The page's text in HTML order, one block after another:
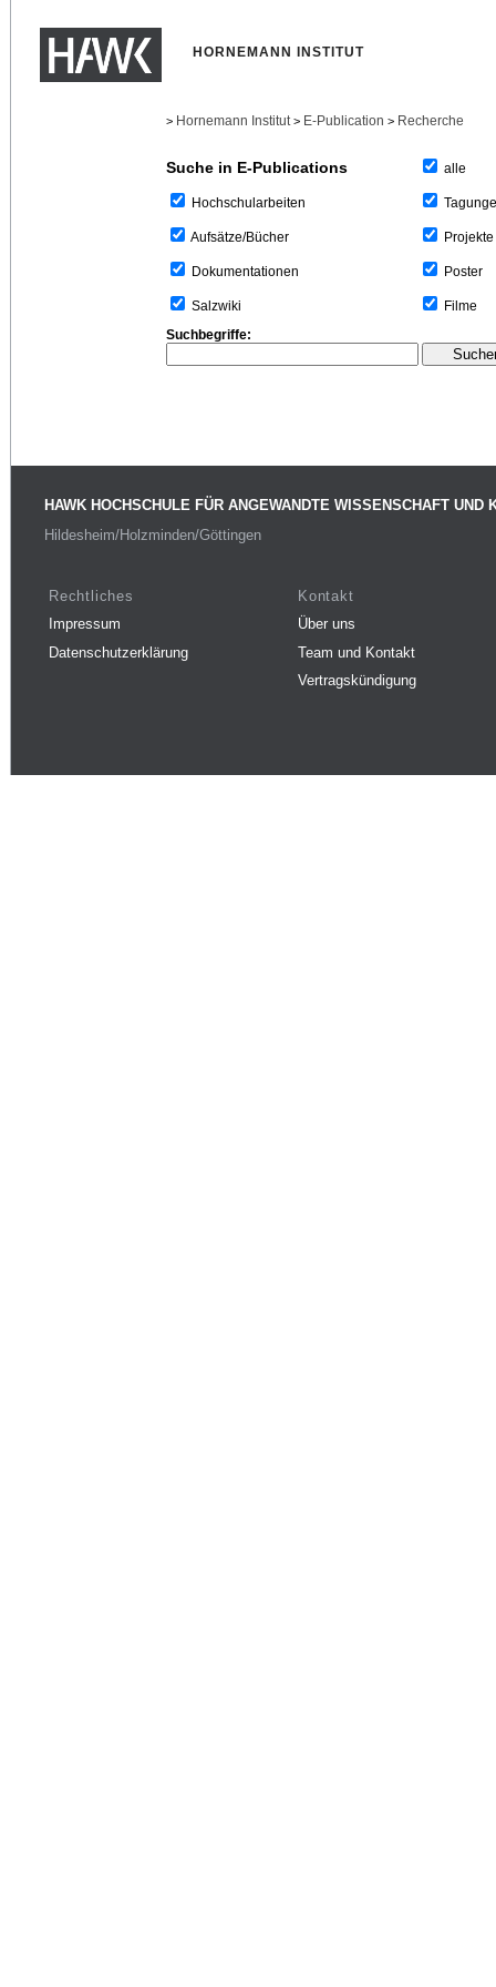
HORNEMANN INSTITUT
> Hornemann Institut > E-Publication > Recherche
Suche in E-Publications
Hochschularbeiten
Aufsätze/Bücher
Dokumentationen
Salzwiki
alle
Projekte
Poster
Filme
Suchbegriffe:
HAWK HOCHSCHULE FÜR ANGEWANDTE WISSENSCHAFT UND
Hildesheim/Holzminden/Göttingen
Rechtliches
Impressum
Datenschutzerklärung
Kontakt
Über uns
Team und Kontakt
Vertragskündigung